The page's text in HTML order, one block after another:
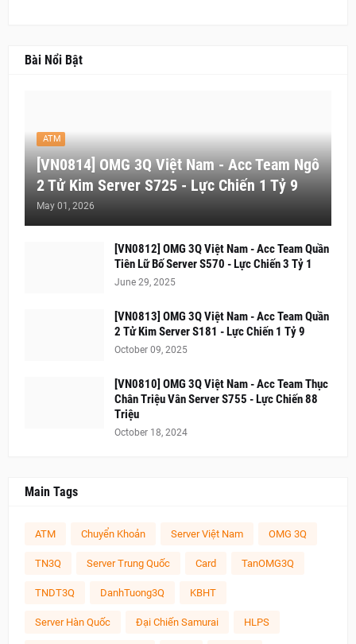
Bài Nổi Bật
ATM
[VN0814] OMG 3Q Việt Nam - Acc Team Ngô
2 Tử Kim Server S725 - Lực Chiến 1 Tỷ 9
May 01, 2026
[VN0812] OMG 3Q Việt Nam - Acc Team Quần
Tiên Lữ Bố Server S570 - Lực Chiến 3 Tỷ 1
June 29, 2025
[VN0813] OMG 3Q Việt Nam - Acc Team Quần
2 Tử Kim Server S181 - Lực Chiến 1 Tỷ 9
October 09, 2025
[VN0810] OMG 3Q Việt Nam - Acc Team Thục
Chân Triệu Vân Server S755 - Lực Chiến 88
Triệu
October 18, 2024
Main Tags
ATM Chuyển Khoản Server Việt Nam OMG 3Q
TN3Q Server Trung Quốc Card TanOMG3Q
TNDT3Q DanhTuong3Q KBHT
Server Hàn Quốc Đại Chiến Samurai HLPS